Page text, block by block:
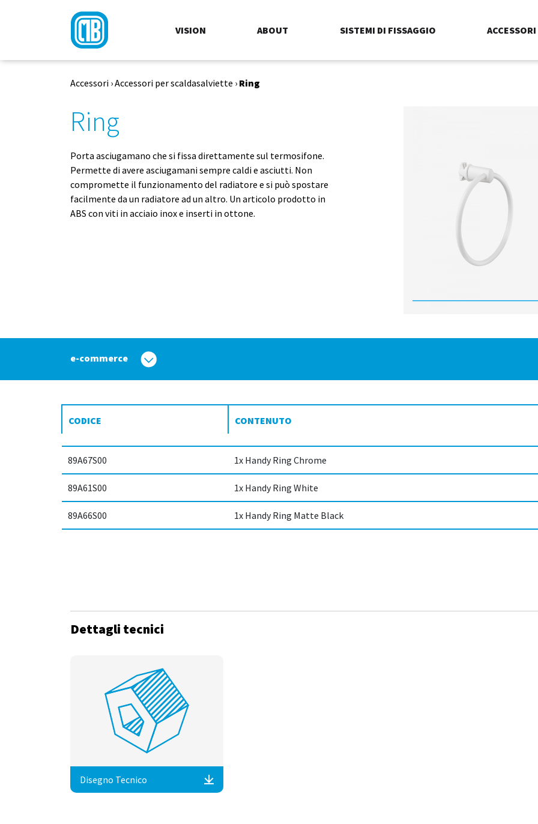
VISION ABOUT SISTEMI DI FISSAGGIO ACCESSORI
Accessori ›Accessori per scaldasalviette › Ring
Ring
Porta asciugamano che si fissa direttamente sul termosifone.
Permette di avere asciugamani sempre caldi e asciutti. Non
compromette il funzionamento del radiatore e si può spostare
facilmente da un radiatore ad un altro. Un articolo prodotto in
ABS con viti in acciaio inox e inserti in ottone.
e-commerce
CODICE CONTENUTO
89A67S00 1x Handy Ring Chrome
89A61S00 1x Handy Ring White
89A66S00 1x Handy Ring Matte Black
Dettagli tecnici
Disegno Tecnico